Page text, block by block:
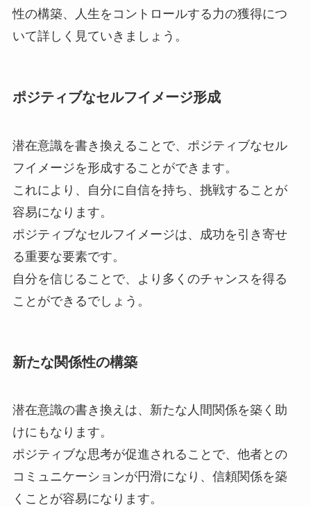
性の構築、人生をコントロールする力の獲得につ
いて詳しく見ていきましょう。
ポジティブなセルフイメージ形成
潜在意識を書き換えることで、ポジティブなセル
フイメージを形成することができます。
これにより、自分に自信を持ち、挑戦することが
容易になります。
ポジティブなセルフイメージは、成功を引き寄せ
る重要な要素です。
自分を信じることで、より多くのチャンスを得る
ことができるでしょう。
新たな関係性の構築
潜在意識の書き換えは、新たな人間関係を築く助
けにもなります。
ポジティブな思考が促進されることで、他者との
コミュニケーションが円滑になり、信頼関係を築
くことが容易になります。